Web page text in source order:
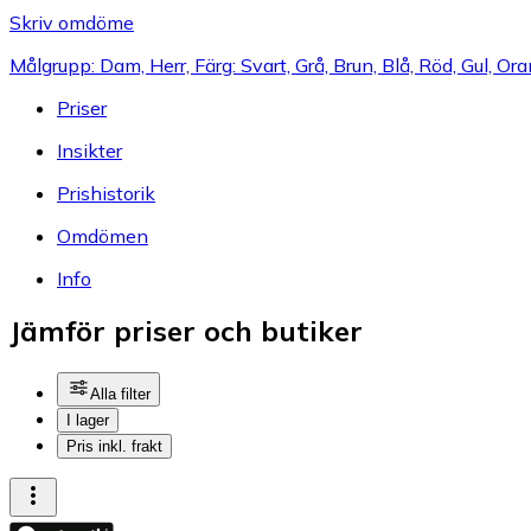
Skriv omdöme
Målgrupp: Dam, Herr, Färg: Svart, Grå, Brun, Blå, Röd, Gul,
Priser
Insikter
Prishistorik
Omdömen
Info
Jämför priser och butiker
Alla filter
I lager
Pris inkl. frakt